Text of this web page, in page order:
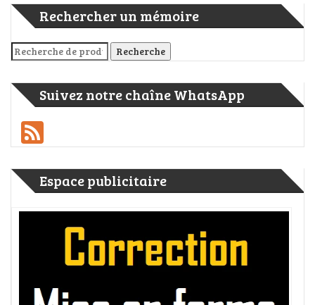
Rechercher un mémoire
Recherche pour : Recherche
Suivez notre chaîne WhatsApp
Espace publicitaire